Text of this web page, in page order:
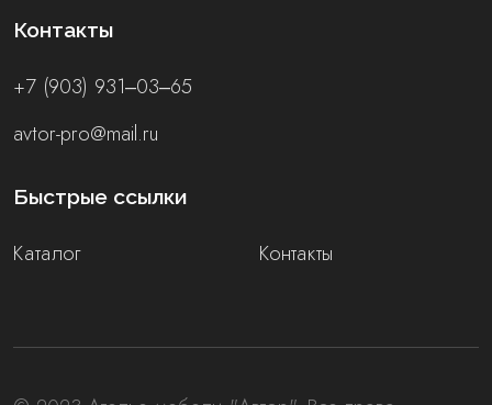
Контакты
+7 (903) 931‒03‒65
avtor-pro@mail.ru
Быстрые ссылки
Каталог Контакты